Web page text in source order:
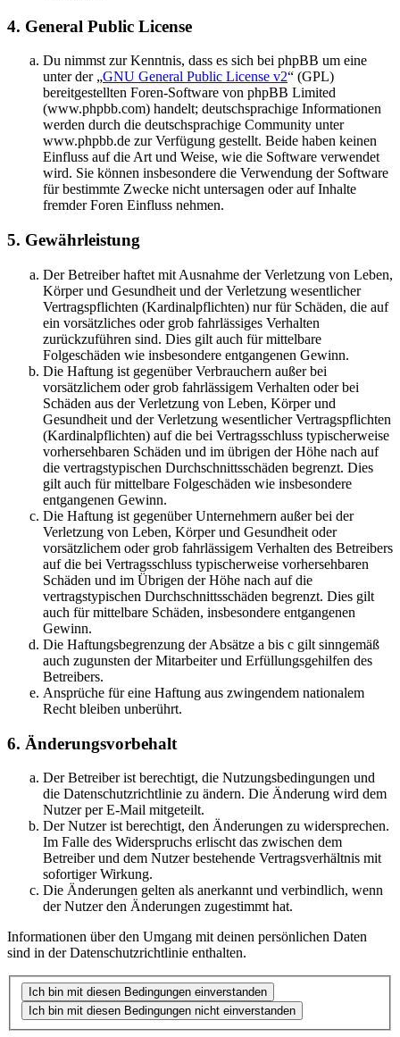
4. General Public License
Du nimmst zur Kenntnis, dass es sich bei phpBB um eine
unter der „GNU General Public License v2“ (GPL)
bereitgestellten Foren-Software von phpBB Limited
(www.phpbb.com) handelt; deutschsprachige Informationen
werden durch die deutschsprachige Community unter
www.phpbb.de zur Verfügung gestellt. Beide haben keinen
Einfluss auf die Art und Weise, wie die Software verwendet
wird. Sie können insbesondere die Verwendung der Software
für bestimmte Zwecke nicht untersagen oder auf Inhalte
fremder Foren Einfluss nehmen.
5. Gewährleistung
Der Betreiber haftet mit Ausnahme der Verletzung von Leben,
Körper und Gesundheit und der Verletzung wesentlicher
Vertragspflichten (Kardinalpflichten) nur für Schäden, die auf
ein vorsätzliches oder grob fahrlässiges Verhalten
zurückzuführen sind. Dies gilt auch für mittelbare
Folgeschäden wie insbesondere entgangenen Gewinn.
Die Haftung ist gegenüber Verbrauchern außer bei
vorsätzlichem oder grob fahrlässigem Verhalten oder bei
Schäden aus der Verletzung von Leben, Körper und
Gesundheit und der Verletzung wesentlicher Vertragspflichten
(Kardinalpflichten) auf die bei Vertragsschluss typischerweise
vorhersehbaren Schäden und im übrigen der Höhe nach auf
die vertragstypischen Durchschnittsschäden begrenzt. Dies
gilt auch für mittelbare Folgeschäden wie insbesondere
entgangenen Gewinn.
Die Haftung ist gegenüber Unternehmern außer bei der
Verletzung von Leben, Körper und Gesundheit oder
vorsätzlichem oder grob fahrlässigem Verhalten des Betreibers
auf die bei Vertragsschluss typischerweise vorhersehbaren
Schäden und im Übrigen der Höhe nach auf die
vertragstypischen Durchschnittsschäden begrenzt. Dies gilt
auch für mittelbare Schäden, insbesondere entgangenen
Gewinn.
Die Haftungsbegrenzung der Absätze a bis c gilt sinngemäß
auch zugunsten der Mitarbeiter und Erfüllungsgehilfen des
Betreibers.
Ansprüche für eine Haftung aus zwingendem nationalem
Recht bleiben unberührt.
6. Änderungsvorbehalt
Der Betreiber ist berechtigt, die Nutzungsbedingungen und
die Datenschutzrichtlinie zu ändern. Die Änderung wird dem
Nutzer per E-Mail mitgeteilt.
Der Nutzer ist berechtigt, den Änderungen zu widersprechen.
Im Falle des Widerspruchs erlischt das zwischen dem
Betreiber und dem Nutzer bestehende Vertragsverhältnis mit
sofortiger Wirkung.
Die Änderungen gelten als anerkannt und verbindlich, wenn
der Nutzer den Änderungen zugestimmt hat.
Informationen über den Umgang mit deinen persönlichen Daten
sind in der Datenschutzrichtlinie enthalten.